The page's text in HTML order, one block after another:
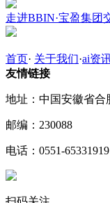
走进BBIN·宝盈集团
首页· 关于我们·ai资
友情链接
地址：中国安徽省合
邮编：230088
电话：0551-65331919